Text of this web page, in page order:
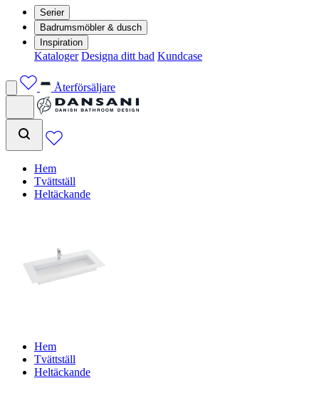
Serier
Badrumsmöbler & dusch
Inspiration
Kataloger Designa ditt bad Kundcase
Återförsäljare
Hem
Tvättställ
Heltäckande
Hem
Tvättställ
Heltäckande